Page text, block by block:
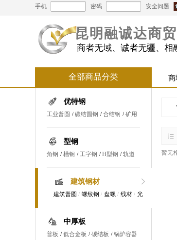
手机 密码 安全问题
昆明融诚达商
商者无域、诚者无疆、相
商
全部商品分类
优特钢
工业普圆 / 碳结圆钢 / 合结钢 / 矿用
型钢
角钢 / 槽钢 / 工字钢 / H型钢 / 轨道
建筑钢材
建筑普圆 / 螺纹钢 / 盘螺 / 线材 / 光
中厚板
普板 / 低合金板 / 碳结板 / 锅炉容器
暂无